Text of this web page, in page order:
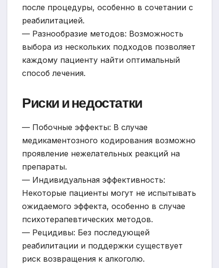
после процедуры, особенно в сочетании с
реабилитацией.
— Разнообразие методов: Возможность
выбора из нескольких подходов позволяет
каждому пациенту найти оптимальный
способ лечения.
Риски и недостатки
— Побочные эффекты: В случае
медикаментозного кодирования возможно
проявление нежелательных реакций на
препараты.
— Индивидуальная эффективность:
Некоторые пациенты могут не испытывать
ожидаемого эффекта, особенно в случае
психотерапевтических методов.
— Рецидивы: Без последующей
реабилитации и поддержки существует
риск возвращения к алкоголю.